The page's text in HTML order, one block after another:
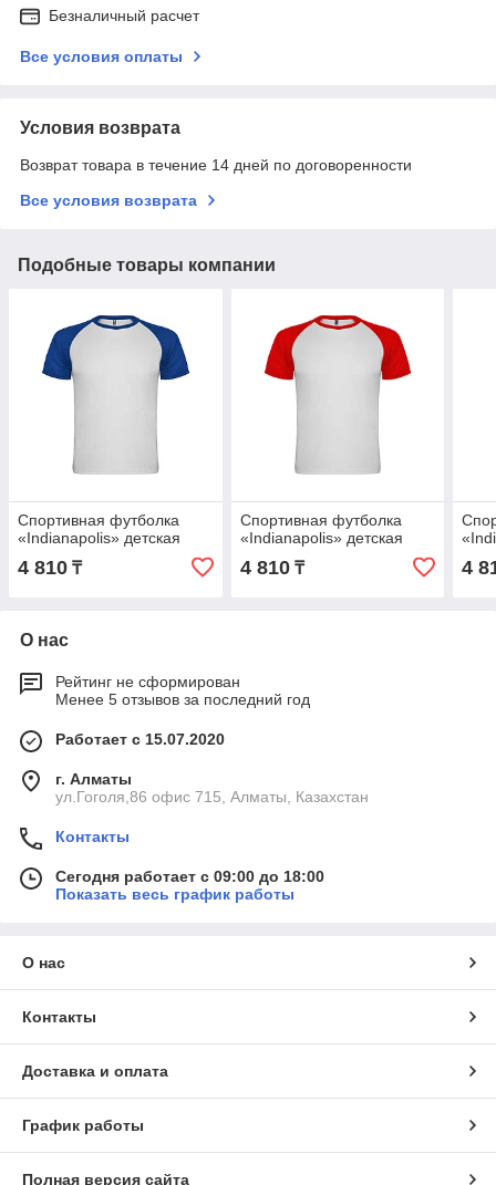
Безналичный расчет
Все условия оплаты
Условия возврата
Возврат товара в течение 14 дней по договоренности
Все условия возврата
Подобные товары компании
Спортивная футболка
«Indianapolis» детская
4 810 ₸
Спортивная футболка
«Indianapolis» детская
4 810₸ 4
О нас
Рейтинг не сформирован
Менее 5 отзывов за последний год
Работает с 15.07.2020
г. Алматы
ул.Гоголя,86 офис 715, Алматы, Казахстан
Контакты
Сегодня работает с 09:00 до 18:00
Показать весь график работы
О нас
Контакты
Доставка и оплата
График работы
Полная версия сайта